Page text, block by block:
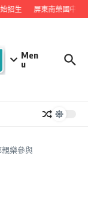
招生 屏東南榮國中赴
Men
u
樂參與